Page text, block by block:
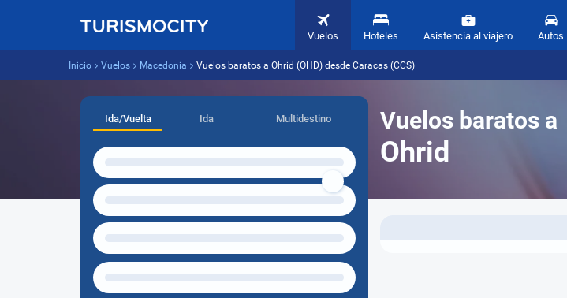
Vuelos Hoteles Asistencia al viajero Autos
Inicio Vuelos Macedonia Vuelos baratos a Ohrid (OHD) desde Caracas (CCS)
Vuelos baratos a
Ohrid
Ida/Vuelta Ida Multidestino